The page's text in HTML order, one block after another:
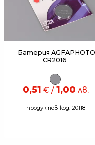
Батерия AGFAPHOTO
CR2016
0,51 € / 1,00 лв.
продуктов код: 20118